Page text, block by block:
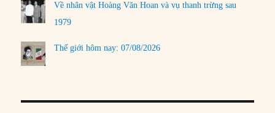
Về nhân vật Hoàng Văn Hoan và vụ thanh trừng sau
1979
Thế giới hôm nay: 07/08/2026